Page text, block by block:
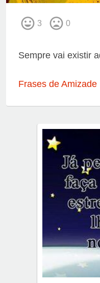
3 0
Sempre vai existir
Frases de Amizade